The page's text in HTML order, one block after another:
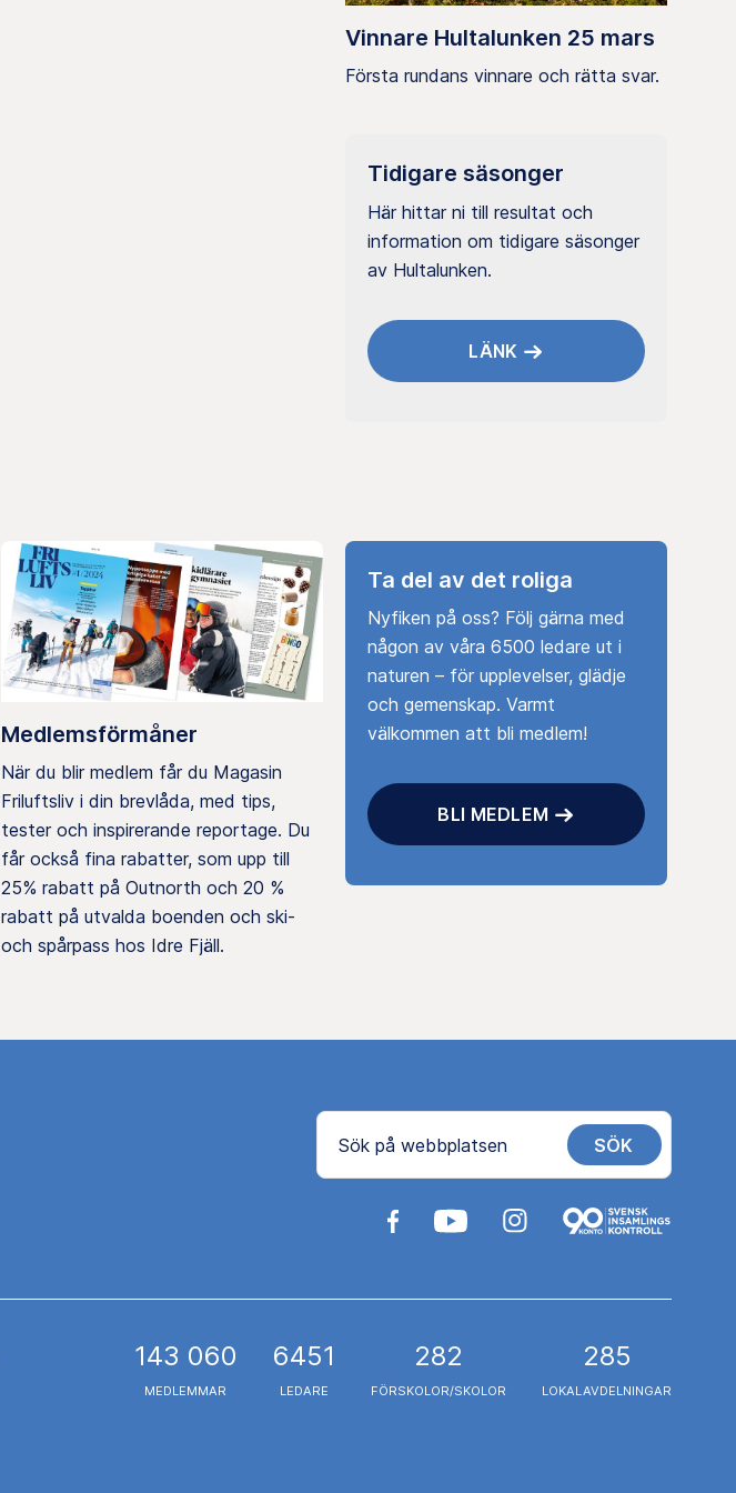
Vinnare Hultalunken 25 mars
Första rundans vinnare och rätta svar.
Tidigare säsonger
Här hittar ni till resultat och
information om tidigare säsonger
av Hultalunken.
LÄNK
Medlemsförmåner
När du blir medlem får du Magasin
Friluftsliv i din brevlåda, med tips,
tester och inspirerande reportage. Du
får också fina rabatter, som upp till
25% rabatt på Outnorth och 20 %
rabatt på utvalda boenden och ski-
och spårpass hos Idre Fjäll.
Ta del av det roliga
Nyfiken på oss? Följ gärna med
någon av våra 6500 ledare ut i
naturen – för upplevelser, glädje
och gemenskap. Varmt
välkommen att bli medlem!
BLI MEDLEM
Sök på webbplatsen SÖK
143 060
MEDLEMMAR
6451
LEDARE
282
FÖRSKOLOR/SKOLOR
285
LOKALAVDELNINGAR